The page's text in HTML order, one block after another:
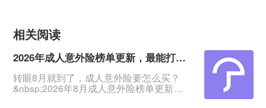
相关阅读
2026年成人意外险榜单更新，最能打的2款来了
转眼8月就到了，成人意外险要怎么买？
&nbsp;2026年8月成人意外险榜单更新